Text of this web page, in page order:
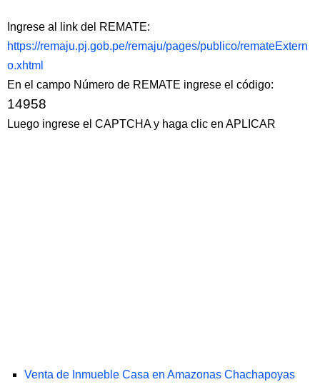
Ingrese al link del REMATE:
https://remaju.pj.gob.pe/remaju/pages/publico/remateExtern
o.xhtml
En el campo Número de REMATE ingrese el código:
14958
Luego ingrese el CAPTCHA y haga clic en APLICAR
Venta de Inmueble Casa en Amazonas Chachapoyas